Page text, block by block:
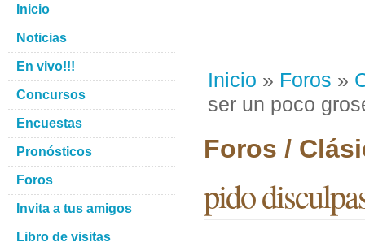
Inicio » Foros »
ser un poco
Foros /
pido
Inicio
Noticias
En vivo!!!
Concursos
Encuestas
Pronósticos
Foros
Invita a tus amigos
Libro de visitas